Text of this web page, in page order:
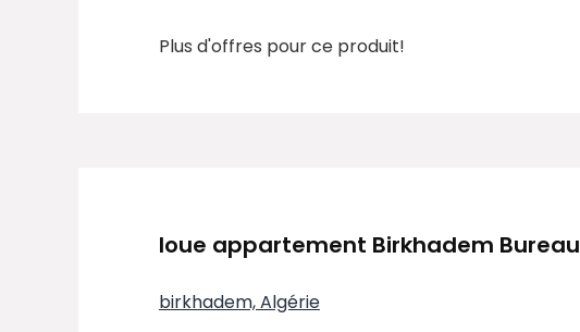
Plus d'offres pour ce produit!
loue appartement Birkhadem Bureau
birkhadem, Algérie